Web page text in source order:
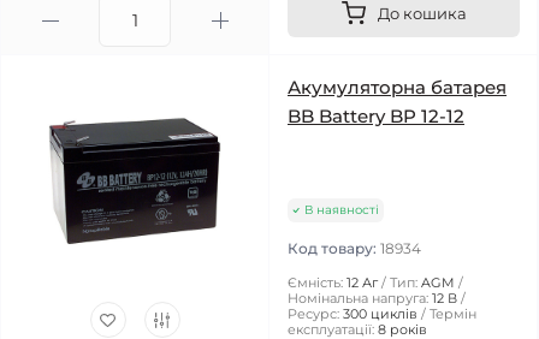
До кошика
Акумуляторна батарея
BB Battery BP 12-12
В наявності
Код товару: 18934
Ємність: 12 Аг Тип: AGM
Номінальна напруга: 12 В
Ресурс: 300 циклів
Термін
експлуатації: 8 років